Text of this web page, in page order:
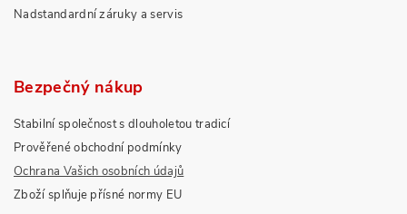
Nadstandardní záruky a servis
Bezpečný nákup
Stabilní společnost s dlouholetou tradicí
Prověřené obchodní podmínky
Ochrana Vašich osobních údajů
Zboží splňuje přísné normy EU